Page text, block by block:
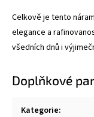
Celkově je tento
elegance a
všedních dnů i
Doplňkové
Kategorie: